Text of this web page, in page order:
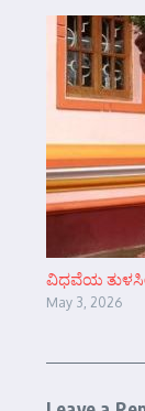
ವಿಧವೆಯ
May 3, 2026